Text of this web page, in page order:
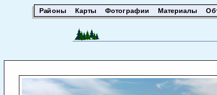
Районы Карты Фотографии Материалы